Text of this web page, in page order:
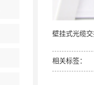
壁挂式光缆
相关标签：